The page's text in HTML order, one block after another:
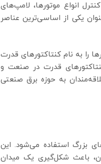
انواع موتورها، لامپ‌های
یکی از اساسی‌ترین عناصر
را به نام کنتاکتورهای قدرت
قدرت در صنعت و
به حوزه برق صنعتی
بزرگ استفاده می‌شود. این
باعث شکل‌گیری یک میدان